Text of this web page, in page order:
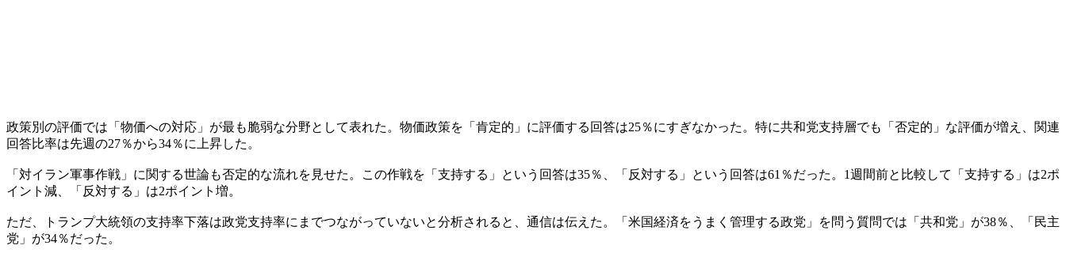
政策別の評価では「物価への対応」が最も脆弱な分野として表れた。物価政策を「肯定的」に評価する回答は25％にすぎなかった。特に共和党支持層でも「否定的」な評価が増え、関連
回答比率は先週の27％から34％に上昇した。
「対イラン軍事作戦」に関する世論も否定的な流れを見せた。この作戦を「支持する」という回答は35％、「反対する」という回答は61％だった。1週間前と比較して「支持する」は2ポ
イント減、「反対する」は2ポイント増。
ただ、トランプ大統領の支持率下落は政党支持率にまでつながっていないと分析されると、通信は伝えた。「米国経済をうまく管理する政党」を問う質問では「共和党」が38％、「民主
党」が34％だった。